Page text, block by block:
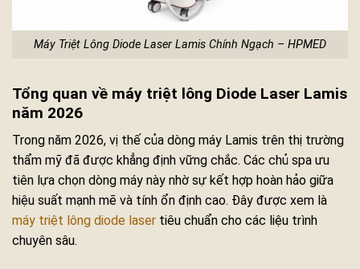
Máy Triệt Lông Diode Laser Lamis Chính Ngạch – HPMED
Tổng quan về máy triệt lông Diode Laser Lamis
năm 2026
Trong năm 2026, vị thế của dòng máy Lamis trên thị trường
thẩm mỹ đã được khẳng định vững chắc. Các chủ spa ưu
tiên lựa chọn dòng máy này nhờ sự kết hợp hoàn hảo giữa
hiệu suất mạnh mẽ và tính ổn định cao. Đây được xem là
máy triệt lông diode laser tiêu chuẩn cho các liệu trình
chuyên sâu.